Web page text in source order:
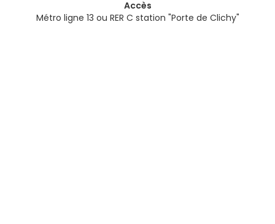
Accès
Métro ligne 13 ou RER C station "Porte de Clichy"